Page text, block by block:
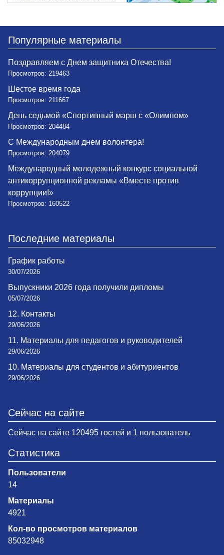
Популярные материалы
Поздравляем с Днем защитника Отечества!
Просмотров: 219463
Шестое время года
Просмотров: 211667
День седьмой «Спортивный марш с «Олимпом»
Просмотров: 204484
С Международным днем волонтера!
Просмотров: 204079
Международный молодежный конкурс социальной
антикоррупционной рекламы «Вместе против
коррупции!»
Просмотров: 160522
Последние материалы
График работы
30/07/2026
Выпускники 2026 года получили дипломы
05/07/2026
12. Контакты
29/06/2026
11. Материалы для педагогов и руководителей
29/06/2026
10. Материалы для студентов и абитуриентов
29/06/2026
Сейчас на сайте
Сейчас на сайте 120495 гостей и 1 пользователь
Статистика
Пользователи
14
Материалы
4921
Кол-во просмотров материалов
85032948